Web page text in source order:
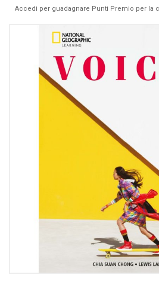
Accedi per guadagnare Punti Premio per la